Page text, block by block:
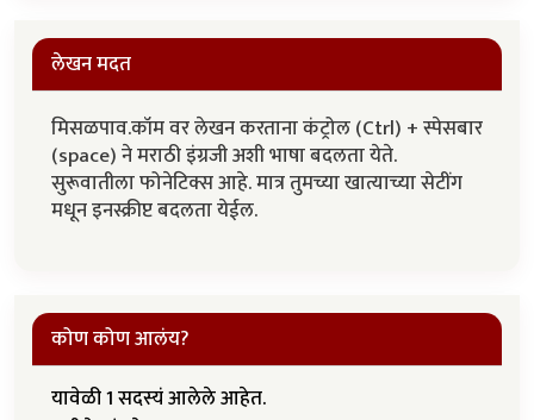
लेखन मदत
मिसळपाव.कॉम वर लेखन करताना कंट्रोल (Ctrl) + स्पेसबार
(space) ने मराठी इंग्रजी अशी भाषा बदलता येते.
सुरूवातीला फोनेटिक्स आहे. मात्र तुमच्या खात्याच्या सेटींग
मधून इनस्क्रीप्ट बदलता येईल.
कोण कोण आलंय?
यावेळी 1 सदस्यं आलेले आहेत.